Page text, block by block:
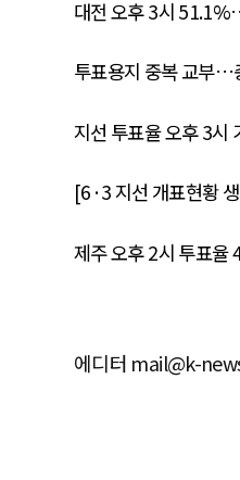
대전 오후 3시
투표용지 중복 교부…
지선 투표율 오후 3
[6·3 지선 개표현황
제주 오후 2시 투표율
에디터 mail@k-